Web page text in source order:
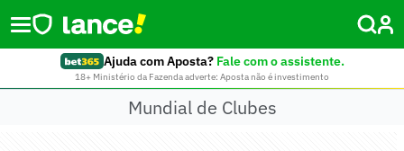
Ajuda com Aposta? Fale com o assistente.
18+ Ministério da Fazenda adverte: Aposta não é investimento
Mundial de Clubes